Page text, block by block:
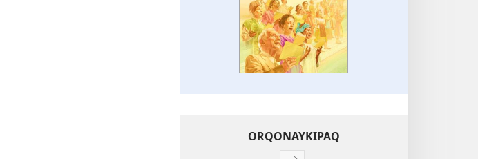
ORQONAYKIPAQ